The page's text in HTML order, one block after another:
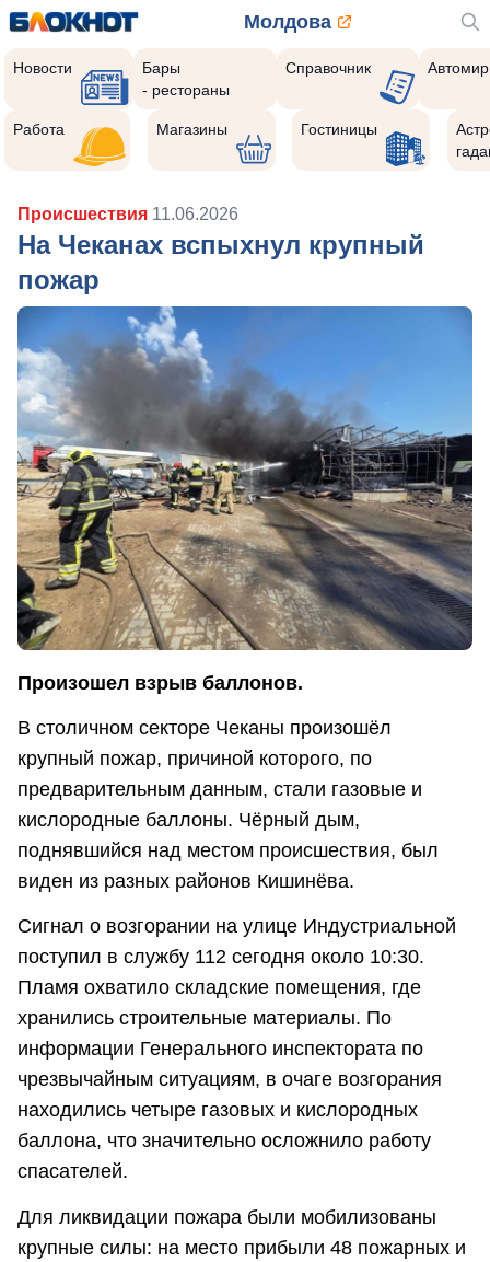
Молдова
Новости
Бары
- рестораны
Справочник Автомир
Работа Магазины Гостиницы
Происшествия 11.06.2026
На Чеканах вспыхнул крупный
пожар
Произошел взрыв баллонов.
В столичном секторе Чеканы произошёл
крупный пожар, причиной которого, по
предварительным данным, стали газовые и
кислородные баллоны. Чёрный дым,
поднявшийся над местом происшествия, был
виден из разных районов Кишинёва.
Сигнал о возгорании на улице Индустриальной
поступил в службу 112 сегодня около 10:30.
Пламя охватило складские помещения, где
хранились строительные материалы. По
информации Генерального инспектората по
чрезвычайным ситуациям, в очаге возгорания
находились четыре газовых и кислородных
баллона, что значительно осложнило работу
спасателей.
Для ликвидации пожара были мобилизованы
крупные силы: на место прибыли 48 пожарных и